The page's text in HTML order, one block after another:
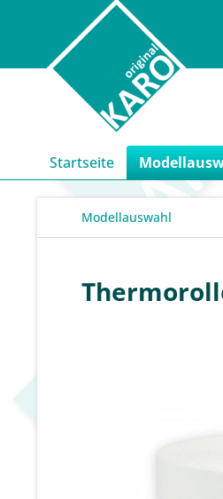
Startseite
Modellauswahl